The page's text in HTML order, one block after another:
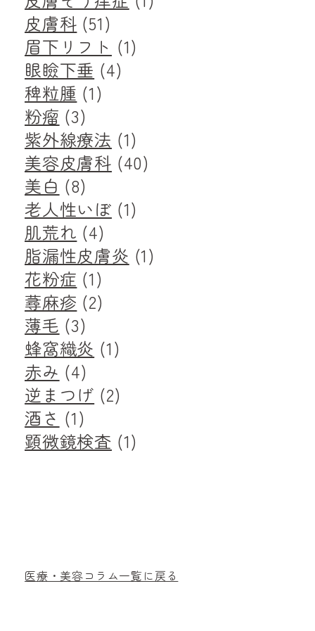
皮膚科 (51)
眉下リフト (1)
眼瞼下垂 (4)
稗粒腫 (1)
粉瘤 (3)
紫外線療法 (1)
美容皮膚科 (40)
美白 (8)
老人性いぼ (1)
肌荒れ (4)
脂漏性皮膚炎 (1)
花粉症 (1)
蕁麻疹 (2)
薄毛 (3)
蜂窩織炎 (1)
赤み (4)
逆まつげ (2)
酒さ (1)
顕微鏡検査 (1)
医療・美容コラム一覧に戻る